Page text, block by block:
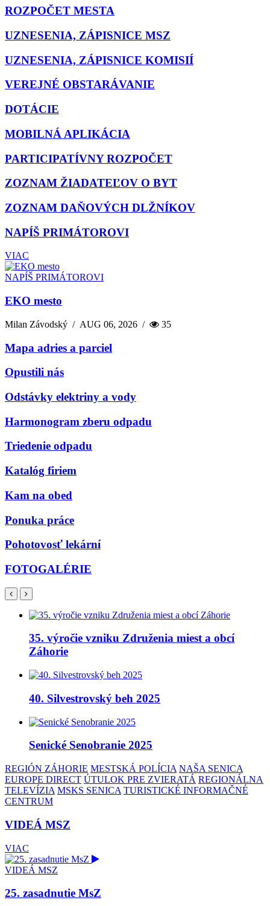
ROZPOČET MESTA
UZNESENIA, ZÁPISNICE MSZ
UZNESENIA, ZÁPISNICE KOMISIÍ
VEREJNÉ OBSTARÁVANIE
DOTÁCIE
MOBILNÁ APLIKÁCIA
PARTICIPATÍVNY ROZPOČET
ZOZNAM ŽIADATEĽOV O BYT
ZOZNAM DAŇOVÝCH DLŽNÍKOV
NAPÍŠ PRIMÁTOROVI
VIAC
NAPÍŠ PRIMÁTOROVI
EKO mesto
Milan Závodský /AUG 06, 2026 / 35
Mapa adries a parciel
Opustili nás
Odstávky elektriny a vody
Harmonogram zberu odpadu
Triedenie odpadu
Katalóg firiem
Kam na obed
Ponuka práce
Pohotovosť lekární
FOTOGALÉRIE
35. výročie vzniku Združenia miest a obcí
Záhorie
40. Silvestrovský beh 2025
Senické Senobranie 2025
REGIÓN ZÁHORIE MESTSKÁ POLÍCIA NAŠA SENICA
EUROPE DIRECT ÚTULOK PRE ZVIERATÁ REGIONÁLNA
TELEVÍZIA MSKS SENICA TURISTICKÉ INFORMAČNÉ
CENTRUM
VIDEÁ MSZ
VIAC
VIDEÁ MSZ
25. zasadnutie MsZ